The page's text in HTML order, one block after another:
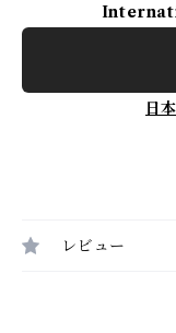
日
レビュー